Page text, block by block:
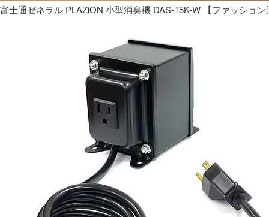
富士通ゼネラル PLAZiON 小型消臭機 DAS-15K-W 【ファッション